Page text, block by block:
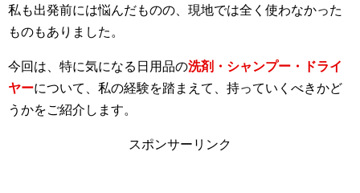
私も出発前には悩んだものの、現地では全く使わなかった
ものもありました。
今回は、特に気になる日用品の洗剤・シャンプー・ドライ
ヤーについて、私の経験を踏まえて、持っていくべきかど
うかをご紹介します。
スポンサーリンク